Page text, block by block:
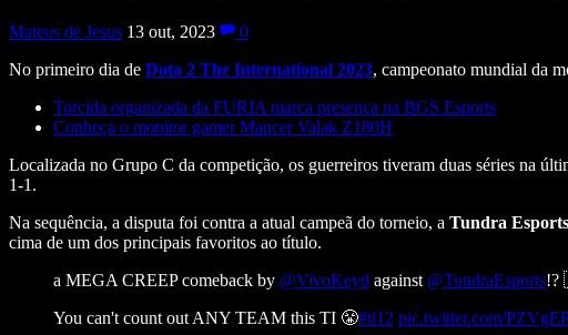
Mateus de Jesus 13 out, 2023
0
No primeiro dia de Dota 2 The International 2023, campeonato mundial da
Torcida organizada da FURIA marca presença na BGS Esports
Conheça o monitor gamer Mancer Valak Z180H
Localizada no Grupo C da competição, os guerreiros tiveram duas séries na
1-1.
Na sequência, a disputa foi contra a atual campeã do torneio, a Tundra Esports
cima de um dos principais favoritos ao título.
a MEGA CREEP comeback by @VivoKeyd against @TundraEsports
You can't count out ANY TEAM this TI 😤#ti12 pic.twitter.com/